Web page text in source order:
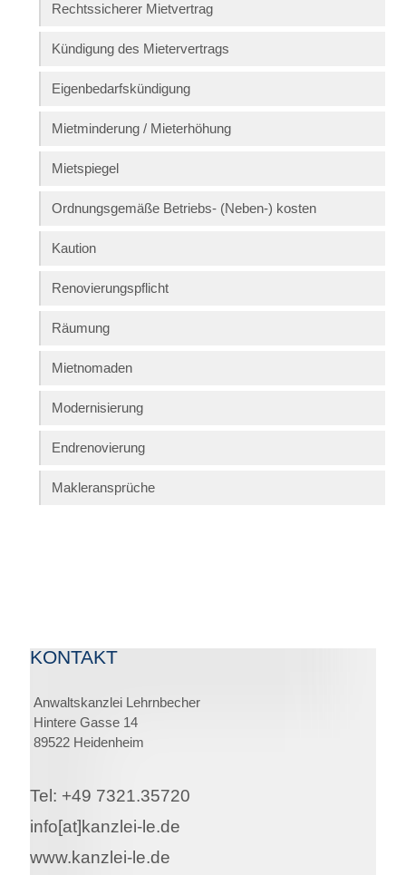
Rechtssicherer Mietvertrag
Kündigung des Mietervertrags
Eigenbedarfskündigung
Mietminderung / Mieterhöhung
Mietspiegel
Ordnungsgemäße Betriebs- (Neben-) kosten
Kaution
Renovierungspflicht
Räumung
Mietnomaden
Modernisierung
Endrenovierung
Makleransprüche
KONTAKT
Anwaltskanzlei Lehrnbecher
Hintere Gasse 14
89522 Heidenheim
Tel: +49 7321.35720
info[at]kanzlei-le.de
www.kanzlei-le.de